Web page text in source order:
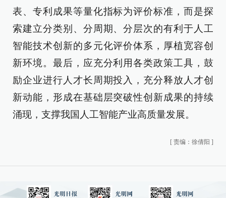
表、专利成果等量化指标为评价标准，而是探
索建立分类别、分周期、分层次的有利于人工
智能技术创新的多元化评价体系，厚植宽容创
新环境。最后，应充分利用各类政策工具，鼓
励企业进行人才长周期投入，充分释放人才创
新动能，形成在基础层突破性创新成果的持续
涌现，支撑我国人工智能产业高质量发展。
[ 责编：徐倩阳 ]